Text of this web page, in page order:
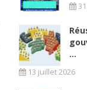
...
13 juillet 2026